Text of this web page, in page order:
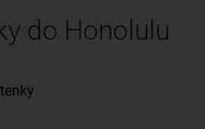
do Honolulu